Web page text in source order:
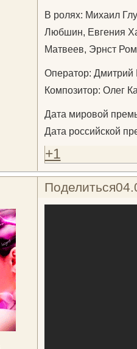
В ролях: Михаил
Любшин, Евгения
Матвеев, Эрнст
Оператор: Дмитрий
Композитор: Олег
Дата мировой
Дата российской
+1
Поделиться